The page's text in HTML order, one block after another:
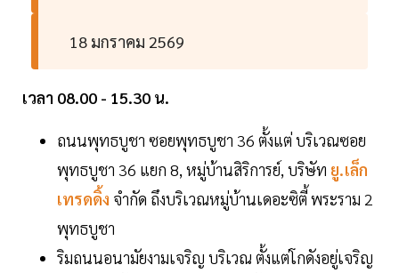
18 มกราคม 2569
เวลา 08.00 - 15.30 น.
ถนนพุทธบูชา ซอยพุทธบูชา 36 ตั้งแต่ บริเวณซอย
พุทธบูชา 36 แยก 8, หมู่บ้านสิริการย์, บริษัท ยู.เล็ก
เทรดดิ้ง จำกัด ถึงบริเวณหมู่บ้านเดอะซิตี้ พระราม 2
พุทธบูชา
ริมถนนอนามัยงามเจริญ บริเวณ ตั้งแต่โกดังอยู่เจริญ